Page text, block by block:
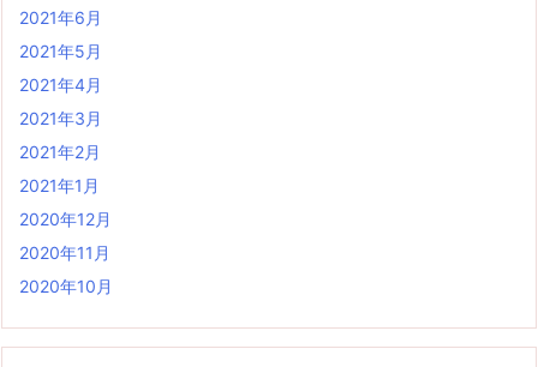
2021年6月
2021年5月
2021年4月
2021年3月
2021年2月
2021年1月
2020年12月
2020年11月
2020年10月